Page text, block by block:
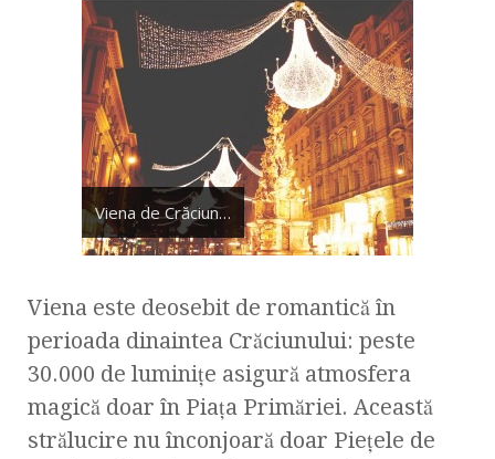
Viena de Crăciun…
Viena este deosebit de romantică în
perioada dinaintea Crăciunului: peste
30.000 de luminiţe asigură atmosfera
magică doar în Piaţa Primăriei. Această
strălucire nu înconjoară doar Pieţele de